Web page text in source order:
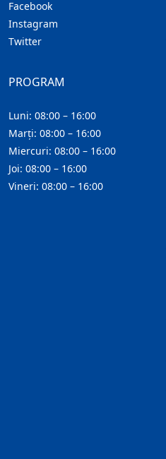
Facebook
Instagram
Twitter
PROGRAM
Luni: 08:00 – 16:00
Marți: 08:00 – 16:00
Miercuri: 08:00 – 16:00
Joi: 08:00 – 16:00
Vineri: 08:00 – 16:00